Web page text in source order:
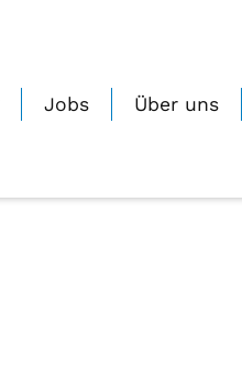
Jobs Über uns